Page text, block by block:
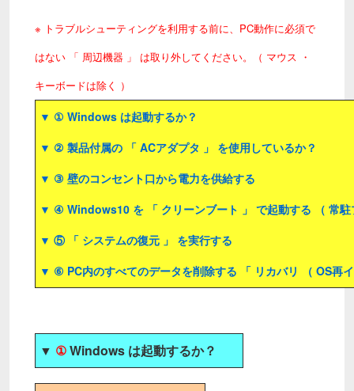
※ トラブルシューティングを利用する前に、PC動作に必須で
はない 「 周辺機器 」 は取り外してください。（ マウス ・
キーボードは除く ）
▼ ① Windows は起動するか？
▼ ② 製品付属の 「 ACアダプタ 」 を使用しているか？
▼ ③ 壁のコンセント口から電力を供給する
▼ ④ Windows10 を 「 クリーンブート 」 で起動する （ 常駐
▼ ⑤ 「 システムの復元 」 を実行する
▼ ⑥ PC内のすべてのデータを削除する 「 リカバリ （ OS再
▼ ①Windows は起動するか？